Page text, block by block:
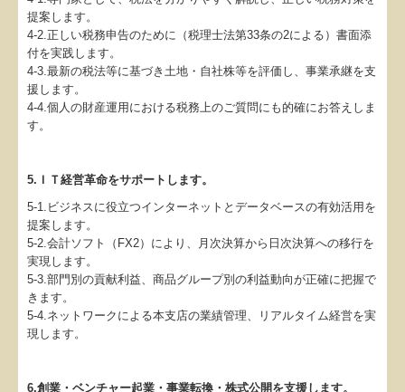
提案します。
4-2.正しい税務申告のために（税理士法第33条の2による）書面添
付を実践します。
4-3.最新の税法等に基づき土地・自社株等を評価し、事業承継を支
援します。
4-4.個人の財産運用における税務上のご質問にも的確にお答えしま
す。
5.ＩＴ経営革命をサポートします。
5-1.ビジネスに役立つインターネットとデータベースの有効活用を
提案します。
5-2.会計ソフト（FX2）により、月次決算から日次決算への移行を
実現します。
5-3.部門別の貢献利益、商品グループ別の利益動向が正確に把握で
きます。
5-4.ネットワークによる本支店の業績管理、リアルタイム経営を実
現します。
6.創業・ベンチャー起業・事業転換・株式公開を支援します。